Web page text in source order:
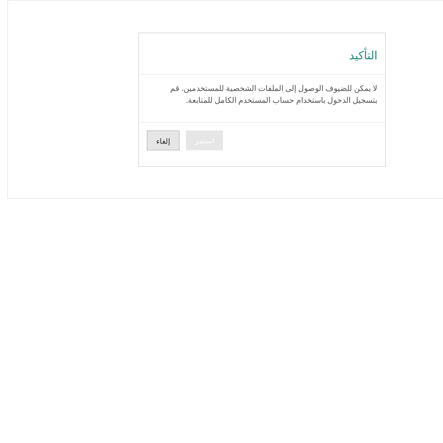
التأكيد
لا يمكن للضيوف الوصول إلى الملفات الشخصية للمستخدمين. قم
بتسجيل الدخول باستخدام حساب المستخدم الكامل للمتابعة.
استمر إلغاء